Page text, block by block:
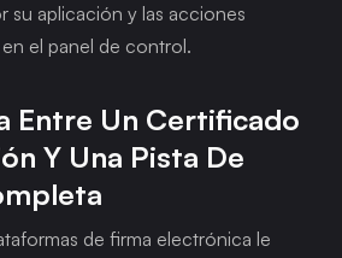
su aplicación y las acciones
el panel de control.
Entre Un Certificado
Y Una Pista De
de firma electrónica le